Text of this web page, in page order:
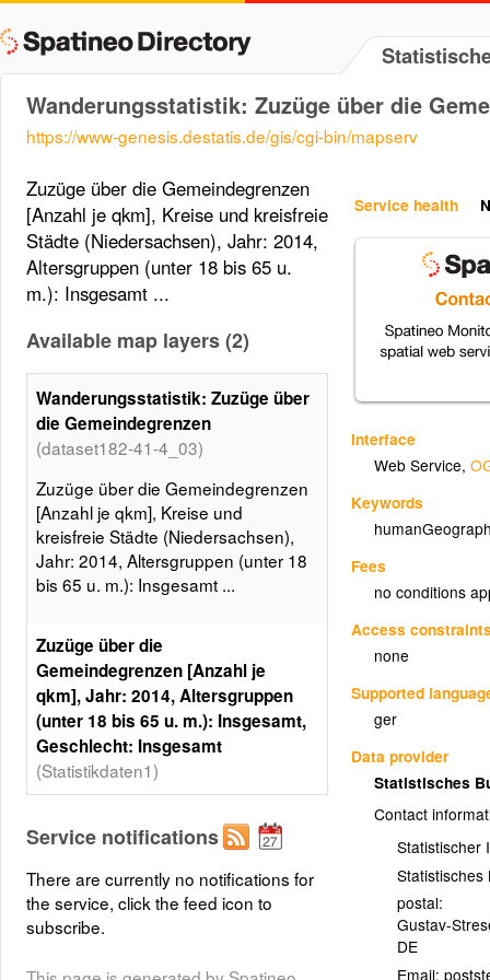
Wanderungsstatistik: Zuzüge über die
https://www-genesis.destatis.de/gis/cgi-bin/mapserv
Service health
Interface
Web Service,
Keywords
Fees
no conditions
Access
none
Supported
ger
Data provider
Statistisches
Contact
Statistischer
Statistisches
postal:
Gustav-
DE
Email:
Zuzüge über die Gemeindegrenzen
[Anzahl je qkm], Kreise und kreisfreie
Städte (Niedersachsen), Jahr: 2014,
Altersgruppen (unter 18 bis 65 u.
m.): Insgesamt ...
Available map layers (2)
Wanderungsstatistik: Zuzüge über
die Gemeindegrenzen
(dataset182-41-4_03)
Zuzüge über die Gemeindegrenzen
[Anzahl je qkm], Kreise und
kreisfreie Städte (Niedersachsen),
Jahr: 2014, Altersgruppen (unter 18
bis 65 u. m.): Insgesamt ...
Zuzüge über die
Gemeindegrenzen [Anzahl je
qkm], Jahr: 2014, Altersgruppen
(unter 18 bis 65 u. m.): Insgesamt,
Geschlecht: Insgesamt
(Statistikdaten1)
[Anzahl je qkm], Kreise und
Jahr: 2014, Altersgruppen (unter 18
bis 65 u. m.): Insgesamt,
Geschlecht: Insgesamt, 5 Klassen,
Service notifications
There are currently no notifications for
the service, click the feed icon to
subscribe.